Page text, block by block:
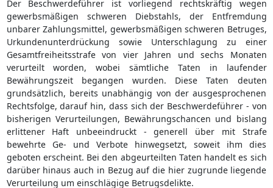
Der Beschwerdeführer ist vorliegend rechtskräftig wegen
gewerbsmäßigen schweren Diebstahls, der Entfremdung
unbarer Zahlungsmittel, gewerbsmäßigen schweren Betruges,
Urkundenunterdrückung sowie Unterschlagung zu einer
Gesamtfreiheitsstrafe von vier Jahren und sechs Monaten
verurteilt worden, wobei sämtliche Taten in laufender
Bewährungszeit begangen wurden. Diese Taten deuten
grundsätzlich, bereits unabhängig von der ausgesprochenen
Rechtsfolge, darauf hin, dass sich der Beschwerdeführer - von
bisherigen Verurteilungen, Bewährungschancen und bislang
erlittener Haft unbeeindruckt - generell über mit Strafe
bewehrte Ge- und Verbote hinwegsetzt, soweit ihm dies
geboten erscheint. Bei den abgeurteilten Taten handelt es sich
darüber hinaus auch in Bezug auf die hier zugrunde liegende
Verurteilung um einschlägige Betrugsdelikte.